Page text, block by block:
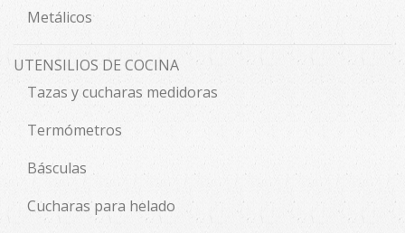
Metálicos
UTENSILIOS DE COCINA
Tazas y cucharas medidoras
Termómetros
Básculas
Cucharas para helado